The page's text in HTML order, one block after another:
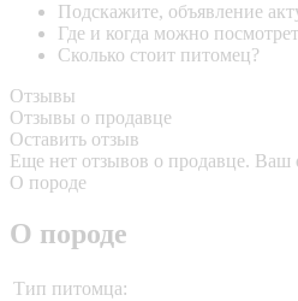
Подскажите, объявление
Где и когда можно
Сколько стоит питомец?
Отзывы
Отзывы о продавце
Оставить отзыв
Еще нет отзывов о продавце. Ваш
О породе
О породе
Тип питомца: